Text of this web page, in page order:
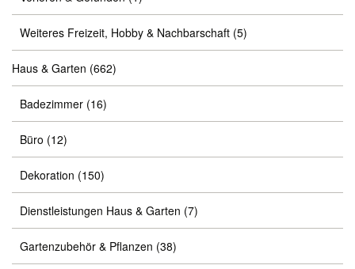
Weiteres Freizeit, Hobby & Nachbarschaft (5)
Haus & Garten (662)
Badezimmer (16)
Büro (12)
Dekoration (150)
Dienstleistungen Haus & Garten (7)
Gartenzubehör & Pflanzen (38)